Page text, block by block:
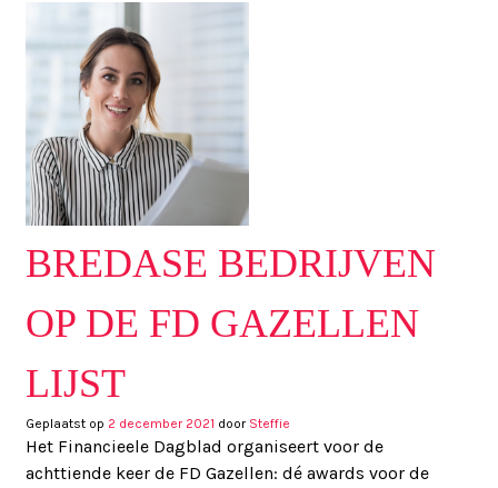
BREDASE BEDRIJVEN
OP DE FD GAZELLEN
LIJST
Geplaatst op 2 december 2021 door Steffie
Het Financieele Dagblad organiseert voor de
achttiende keer de FD Gazellen: dé awards voor de